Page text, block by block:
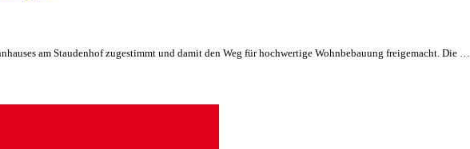
am Staudenhof zugestimmt und damit den Weg für hochwertige Wohnbebauung freigemacht. Die …